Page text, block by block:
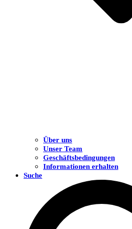
Über uns
Unser Team
Geschäftsbedingungen
Informationen erhalten
Suche